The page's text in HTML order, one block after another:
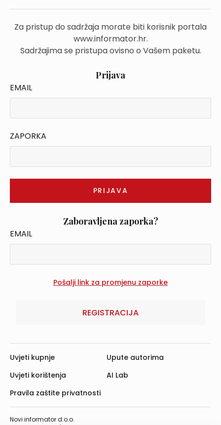
Za pristup do sadržaja morate biti korisnik portala
www.informator.hr.
Sadržajima se pristupa ovisno o Vašem paketu.
Prijava
EMAIL
ZAPORKA
Zaboravljena zaporka?
EMAIL
REGISTRACIJA
Novi informator d.o.o.
Uvjeti kupnje
Uvjeti korištenja
Pravila zaštite privatnosti
Upute autorima
AI Lab